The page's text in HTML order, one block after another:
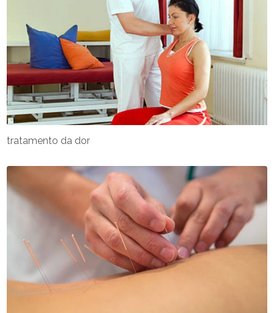
tratamento da dor